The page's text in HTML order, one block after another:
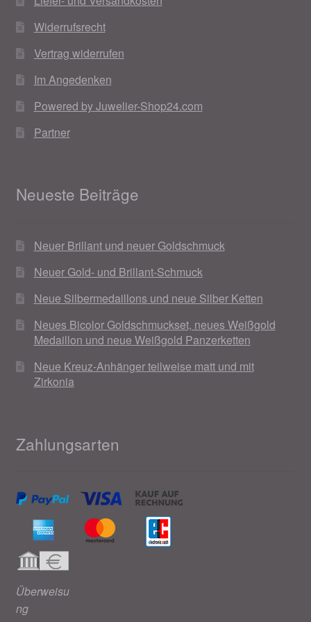
Widerrufsrecht
Vertrag widerrufen
Im Angedenken
Powered by Juwelier-Shop24.com
Partner
Neueste Beiträge
Neuer Brillant und neuer Goldschmuck
Neuer Gold- und Brillant-Schmuck
Neue Silbermedaillons und neue Silber Ketten
Neues Bicolor Goldschmuckset, neues Weißgold
Medaillon und neue Weißgold Panzerketten
Neue Kreuz-Anhänger teilweise matt und mit
Zirkonia
Zahlungsarten
Überweisu
ng